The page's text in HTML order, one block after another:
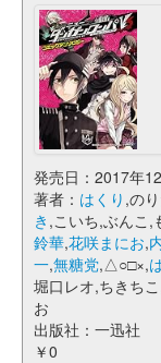
発売日：2017年
著者： はくり ,の
き ,こいち,ぶんこ,
鈴華,花咲まにお,
一,無糖党,△○□×,
堀口レオ,ちきち
お
出版社：一迅社
￥0